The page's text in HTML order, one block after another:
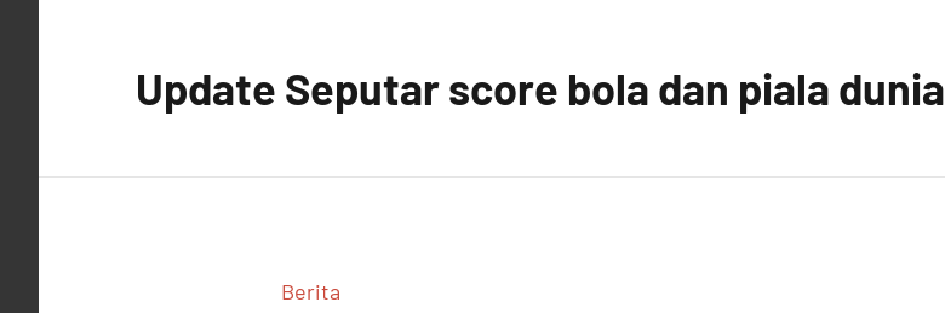
Update Seputar score bola dan piala dunia
Berita